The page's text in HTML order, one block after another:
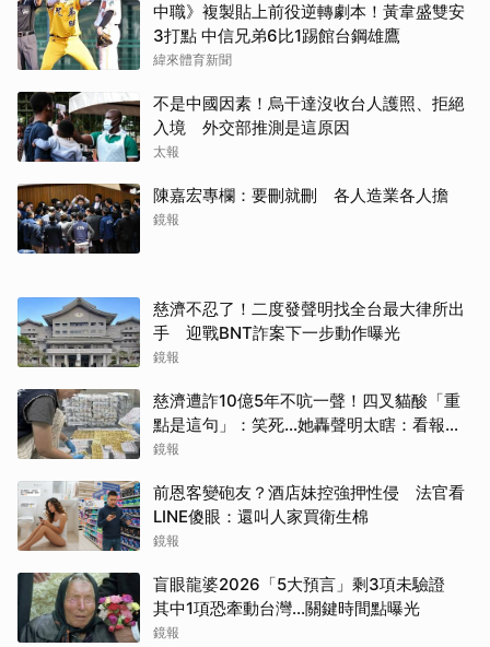
中職》複製貼上前役逆轉劇本！黃韋盛雙安
3打點 中信兄弟6比1踢館台鋼雄鷹
緯來體育新聞
不是中國因素！烏干達沒收台人護照、拒絕
入境 外交部推測是這原因
太報
陳嘉宏專欄：要刪就刪 各人造業各人擔
鏡報
慈濟不忍了！二度發聲明找全台最大律所出
手 迎戰BNT詐案下一步動作曝光
鏡報
慈濟遭詐10億5年不吭一聲！四叉貓酸「重
點是這句」：笑死...她轟聲明太瞎：看報紙
才知被騙
鏡報
前恩客變砲友？酒店妹控強押性侵 法官看
LINE傻眼：還叫人家買衛生棉
鏡報
盲眼龍婆2026「5大預言」剩3項未驗證
其中1項恐牽動台灣...關鍵時間點曝光
鏡報
取消